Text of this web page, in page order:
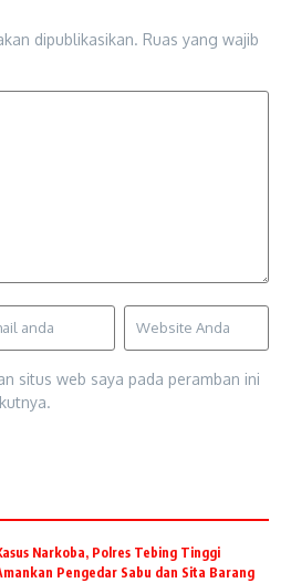
dipublikasikan. Ruas yang wajib
situs web saya pada peramban ini
Narkoba, Polres Tebing Tinggi
Pengedar Sabu dan Sita Barang